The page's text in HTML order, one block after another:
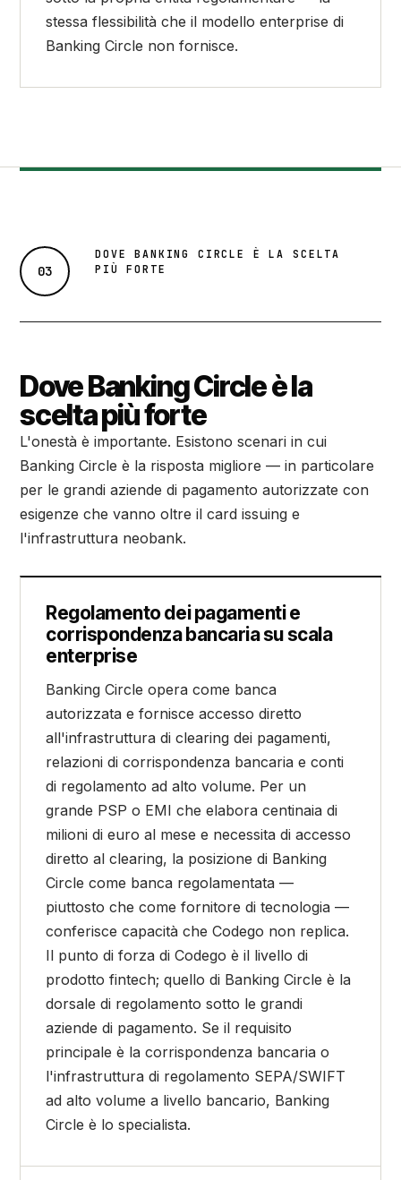
stessa flessibilità che il modello enterprise di
Banking Circle non fornisce.
03
DOVE BANKING CIRCLE È LA SCELTA
PIÙ FORTE
Dove Banking Circle è la
scelta più forte
L'onestà è importante. Esistono scenari in cui
Banking Circle è la risposta migliore — in particolare
per le grandi aziende di pagamento autorizzate con
esigenze che vanno oltre il card issuing e
l'infrastruttura neobank.
Regolamento dei pagamenti e
corrispondenza bancaria su scala
enterprise
Banking Circle opera come banca
autorizzata e fornisce accesso diretto
all'infrastruttura di clearing dei pagamenti,
relazioni di corrispondenza bancaria e conti
di regolamento ad alto volume. Per un
grande PSP o EMI che elabora centinaia di
milioni di euro al mese e necessita di accesso
diretto al clearing, la posizione di Banking
Circle come banca regolamentata —
piuttosto che come fornitore di tecnologia —
conferisce capacità che Codego non replica.
Il punto di forza di Codego è il livello di
prodotto fintech; quello di Banking Circle è la
dorsale di regolamento sotto le grandi
aziende di pagamento. Se il requisito
principale è la corrispondenza bancaria o
l'infrastruttura di regolamento SEPA/SWIFT
ad alto volume a livello bancario, Banking
Circle è lo specialista.